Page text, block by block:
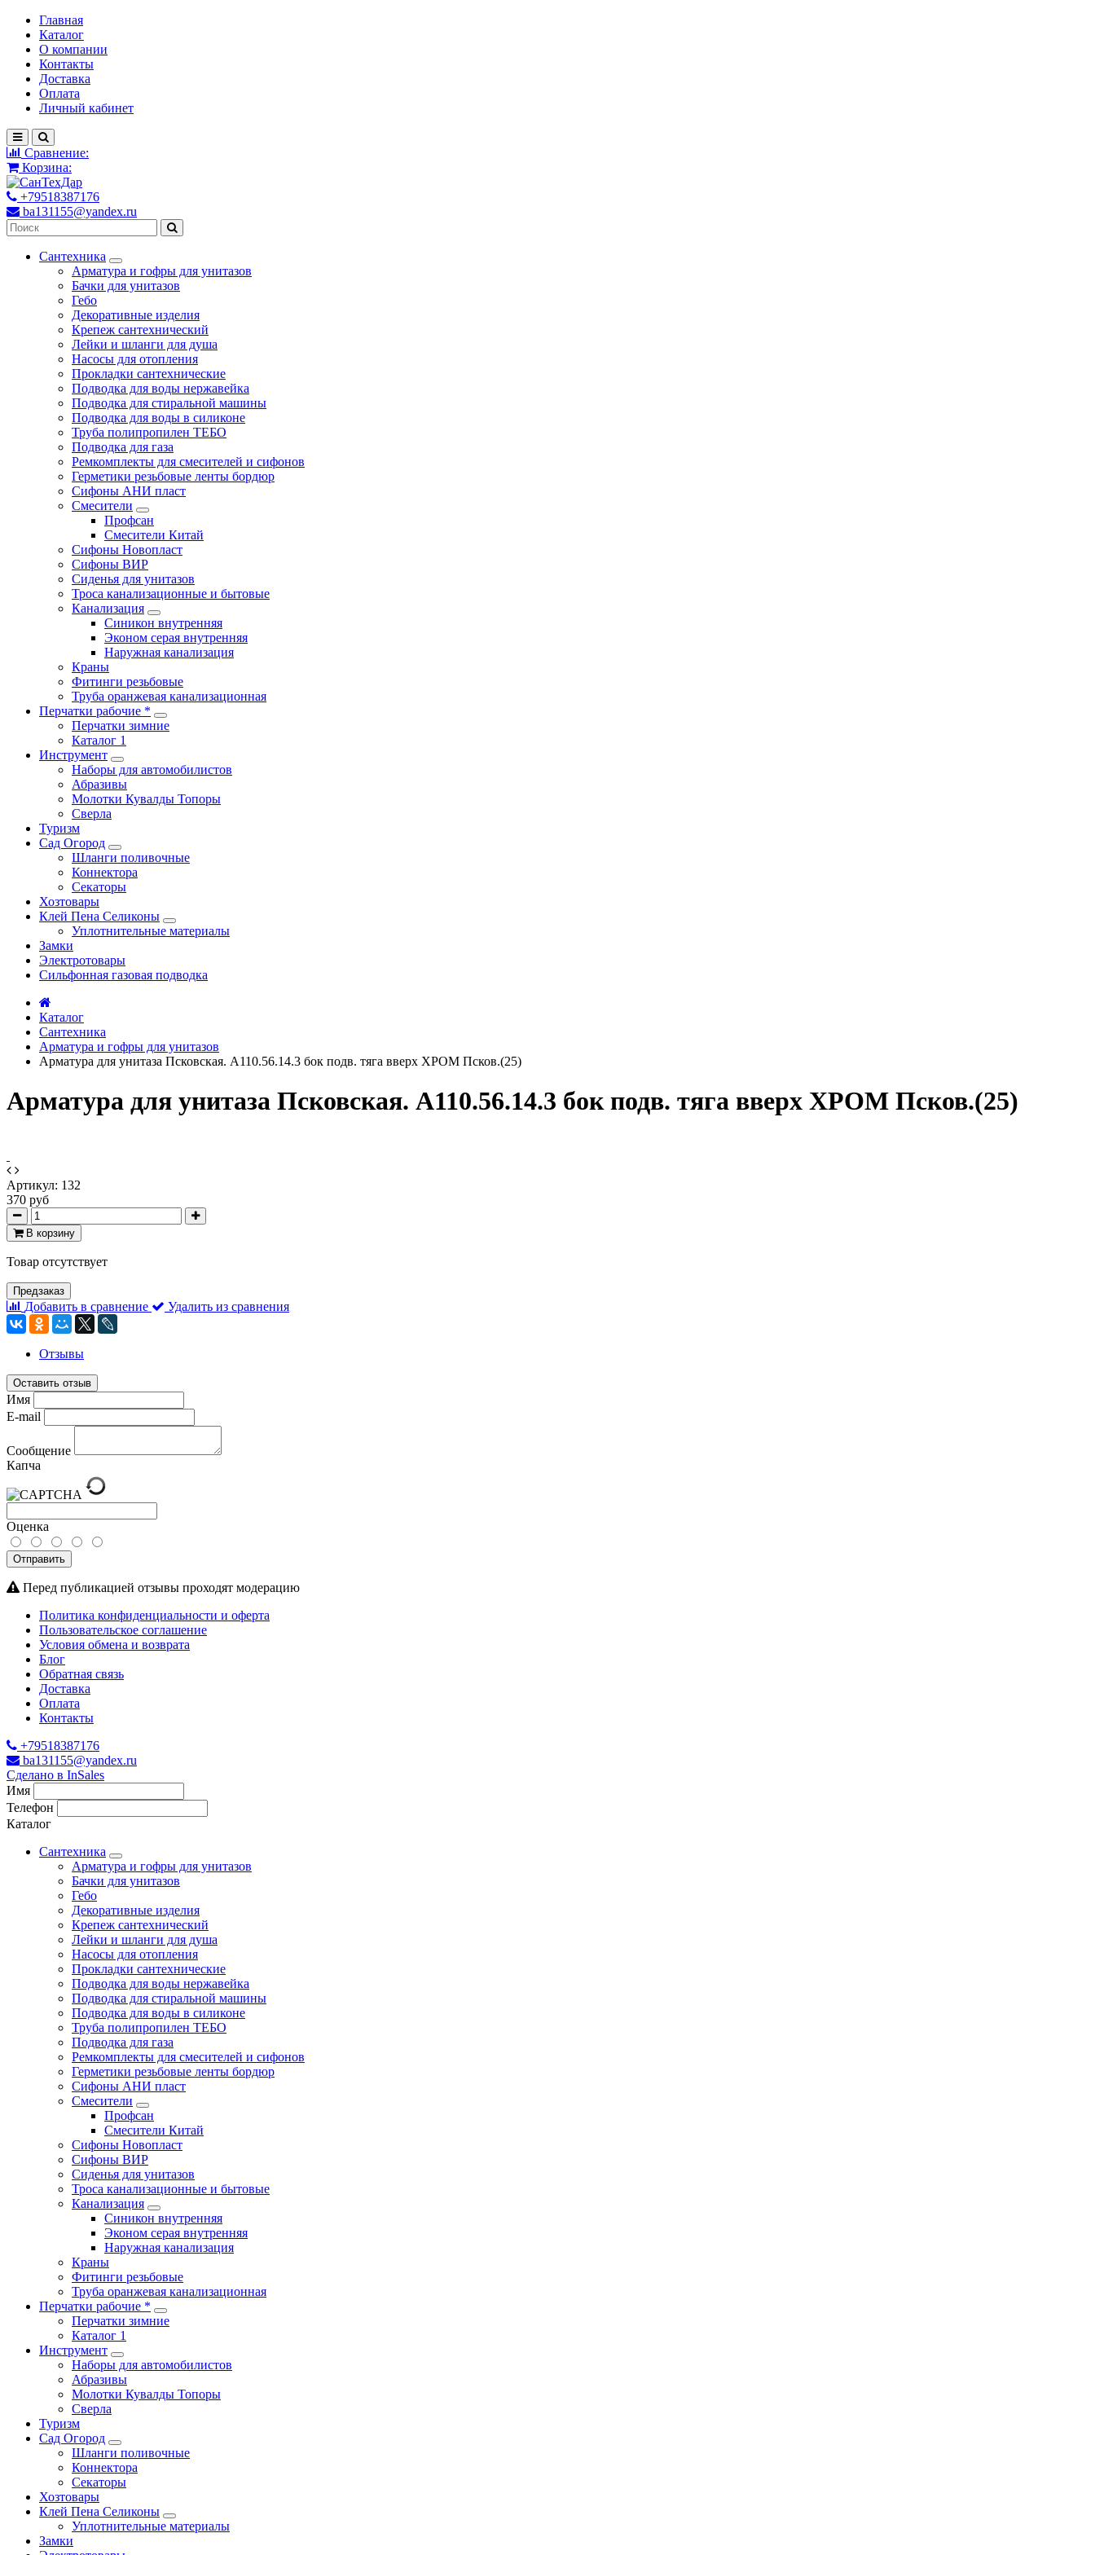
Главная
Каталог
О компании
Контакты
Доставка
Оплата
Личный кабинет
Сравнение:
Корзина:
+79518387176
ba131155@yandex.ru
Сантехника
Арматура и гофры для унитазов
Бачки для унитазов
Гебо
Декоративные изделия
Крепеж сантехнический
Лейки и шланги для душа
Насосы для отопления
Прокладки сантехнические
Подводка для воды нержавейка
Подводка для стиральной машины
Подводка для воды в силиконе
Труба полипропилен ТЕБО
Подводка для газа
Ремкомплекты для смесителей и сифонов
Герметики резьбовые ленты бордюр
Сифоны АНИ пласт
Смесители
Профсан
Смесители Китай
Сифоны Новопласт
Сифоны ВИР
Сиденья для унитазов
Троса канализационные и бытовые
Канализация
Синикон внутренняя
Эконом серая внутренняя
Наружная канализация
Краны
Фитинги резьбовые
Труба оранжевая канализационная
Перчатки рабочие *
Перчатки зимние
Каталог 1
Инструмент
Наборы для автомобилистов
Абразивы
Молотки Кувалды Топоры
Сверла
Туризм
Сад Огород
Шланги поливочные
Коннектора
Секаторы
Хозтовары
Клей Пена Селиконы
Уплотнительные материалы
Замки
Электротовары
Сильфонная газовая подводка
Каталог
Сантехника
Арматура и гофры для унитазов
Арматура для унитаза Псковская. А110.56.14.3 бок подв. тяга вверх ХРОМ Псков.(25)
Арматура для унитаза Псковская. А110.56.14.3 бок подв. тяга вверх ХРОМ Псков.(25)
Артикул: 132
370 руб
В корзину
Товар отсутствует
Предзаказ
Добавить в сравнение Удалить из сравнения
Отзывы
Оставить отзыв
Имя
E-mail
Сообщение
Капча
Оценка
Отправить
Перед публикацией отзывы проходят модерацию
Политика конфиденциальности и оферта
Пользовательское соглашение
Условия обмена и возврата
Блог
Обратная связь
Доставка
Оплата
Контакты
+79518387176
ba131155@yandex.ru
Сделано в InSales
Имя
Телефон
Каталог
Сантехника
Арматура и гофры для унитазов
Бачки для унитазов
Гебо
Декоративные изделия
Крепеж сантехнический
Лейки и шланги для душа
Насосы для отопления
Прокладки сантехнические
Подводка для воды нержавейка
Подводка для стиральной машины
Подводка для воды в силиконе
Труба полипропилен ТЕБО
Подводка для газа
Ремкомплекты для смесителей и сифонов
Герметики резьбовые ленты бордюр
Сифоны АНИ пласт
Смесители
Профсан
Смесители Китай
Сифоны Новопласт
Сифоны ВИР
Сиденья для унитазов
Троса канализационные и бытовые
Канализация
Синикон внутренняя
Эконом серая внутренняя
Наружная канализация
Краны
Фитинги резьбовые
Труба оранжевая канализационная
Перчатки рабочие *
Перчатки зимние
Каталог 1
Инструмент
Наборы для автомобилистов
Абразивы
Молотки Кувалды Топоры
Сверла
Туризм
Сад Огород
Шланги поливочные
Коннектора
Секаторы
Хозтовары
Клей Пена Селиконы
Уплотнительные материалы
Замки